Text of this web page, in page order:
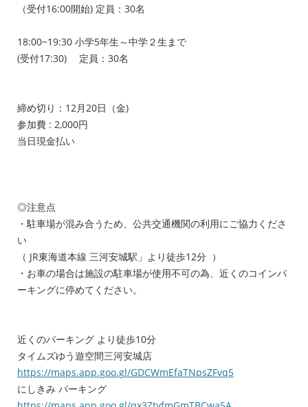
（受付16:00開始) 定員：30名
18:00~19:30 小学5年生～中学２生まで
(受付17:30) 定員：30名
締め切り：12月20日（金)
参加費 : 2,000円
当日現金払い
◎注意点
・駐車場が混み合うため、公共交通機関の利用にご協力くださ
い
（ JR東海道本線 三河安城駅」より徒歩12分 ）
・お車の場合は施設の駐車場が使用不可の為、近くのコインパ
ーキングに停めてください。
近くのパーキング より徒歩10分
タイムズゆう遊空間三河安城店
https://maps.app.goo.gl/GDCWmEfaTNpsZFvq5
にしきみ パーキング